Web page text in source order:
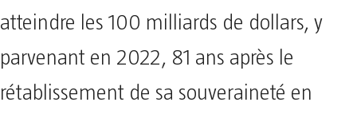
atteindre les 100 milliards de dollars, y
parvenant en 2022, 81 ans après le
rétablissement de sa souveraineté en